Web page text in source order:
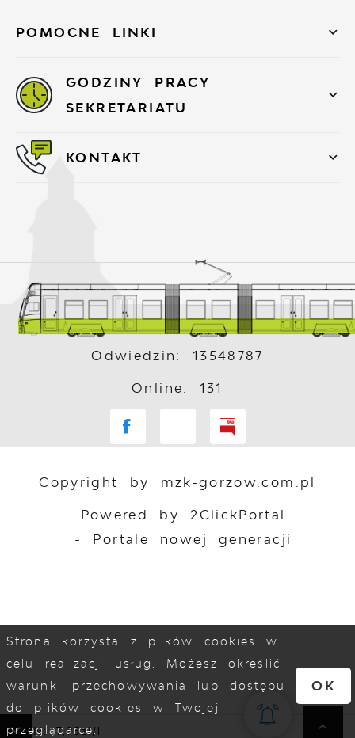
ON: 7,95zł/l
POMOCNE LINKI
GODZINY PRACY
SEKRETARIATU
KONTAKT
Odwiedzin: 13548787
Online: 131
Copyright by mzk-gorzow.com.pl
Powered by2ClickPortal
- Portale nowej generacji
Strona korzysta z plików cookies w
celu realizacji usług. Możesz określić
warunki przechowywania lub dostępu
do plików cookies w Twojej
przeglądarce.
OK